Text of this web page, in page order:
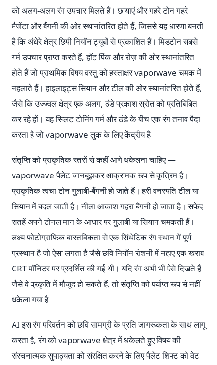
को अलग-अलग रंग उपचार मिलते हैं। छायाएं और गहरे टोन गहरे
मैजेंटा और बैंगनी की ओर स्थानांतरित होते हैं, जिससे यह धारणा बनती
है कि अंधेरे क्षेत्र छिपी नियॉन ट्यूबों से प्रकाशित हैं। मिडटोन सबसे
गर्म उपचार प्राप्त करते हैं, हॉट पिंक और रोज़ की ओर स्थानांतरित
होते हैं जो प्राथमिक विषय वस्तु को हस्ताक्षर vaporwave चमक में
नहलाते हैं। हाइलाइट्स सियान और टील की ओर स्थानांतरित होते हैं,
जैसे कि उज्ज्वल क्षेत्र एक अलग, ठंडे प्रकाश स्रोत को प्रतिबिंबित
कर रहे हों। यह स्प्लिट टोनिंग गर्म और ठंडे के बीच एक रंग तनाव पैदा
करता है जो vaporwave लुक के लिए केंद्रीय है
संतृप्ति को प्राकृतिक स्तरों से कहीं आगे धकेलना चाहिए —
vaporwave पैलेट जानबूझकर आक्रामक रूप से कृत्रिम है।
प्राकृतिक त्वचा टोन गुलाबी-बैंगनी हो जाते हैं। हरी वनस्पति टील या
सियान में बदल जाती है। नीला आकाश गहरा बैंगनी हो जाता है। सफेद
सतहें अपने टोनल मान के आधार पर गुलाबी या सियान चमकती हैं।
लक्ष्य फोटोग्राफिक वास्तविकता से एक सिंथेटिक रंग स्थान में पूर्ण
प्रस्थान है जो ऐसा लगता है जैसे छवि नियॉन रोशनी में नहाए एक खराब
CRT मॉनिटर पर प्रदर्शित की गई थी। यदि रंग अभी भी ऐसे दिखते हैं
जैसे वे प्रकृति में मौजूद हो सकते हैं, तो संतृप्ति को पर्याप्त रूप से नहीं
धकेला गया है
AI इस रंग परिवर्तन को छवि सामग्री के प्रति जागरूकता के साथ लागू
करता है, रंग को vaporwave क्षेत्र में धकेलते हुए विषय की
संरचनात्मक सुपाठ्यता को संरक्षित करने के लिए पैलेट शिफ्ट को वेट